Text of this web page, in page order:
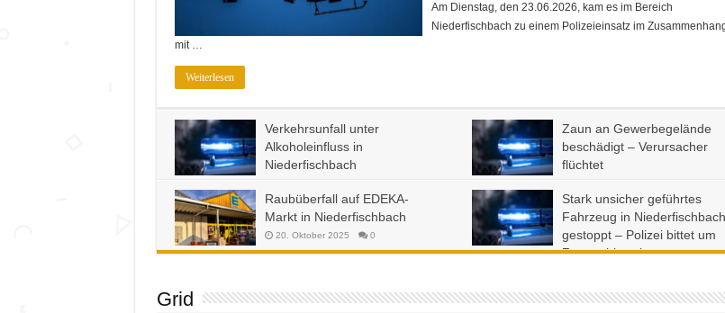
Am Dienstag, den 23.06.2026, kam es im Bereich
Niederfischbach zu einem Polizeieinsatz im
mit …
Weiterlesen
Verkehrsunfall unter
Alkoholeinfluss in
Niederfischbach
Zaun an Gewerbegelände
beschädigt – Verursacher
flüchtet
Raubüberfall auf EDEKA-
Markt in Niederfischbach
20. Oktober 2025 0
Stark unsicher geführtes
Fahrzeug in Niederfischbach
gestoppt – Polizei bittet um
Zeugenhinweise
Grid